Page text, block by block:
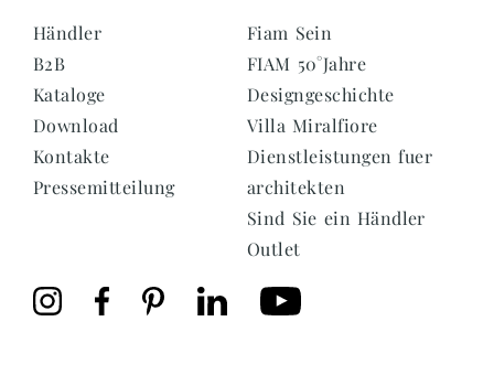
Händler
B2B
Kataloge
Download
Kontakte
Pressemitteilung
Fiam Sein
FIAM 50°Jahre
Designgeschichte
Villa Miralfiore
Dienstleistungen fuer
architekten
Sind Sie ein Händler
Outlet